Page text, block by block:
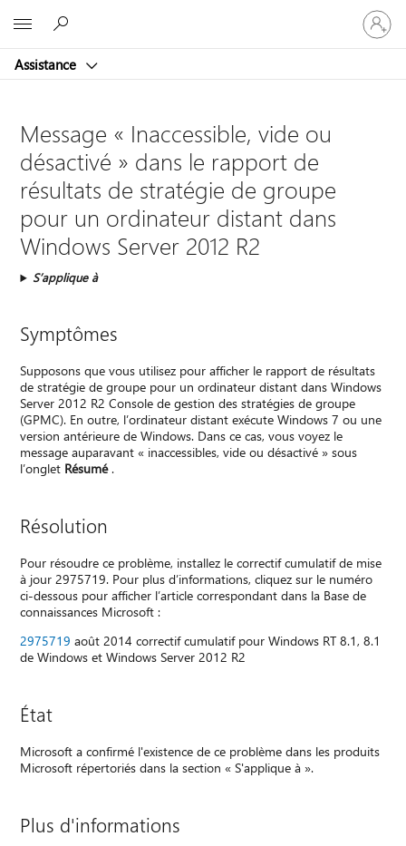
Assistance
vous
à
compte
Message « Inaccessible, vide ou
désactivé » dans le rapport de
résultats de stratégie de groupe
pour un ordinateur distant dans
Windows Server 2012 R2
S’applique à
Symptômes
Supposons que vous utilisez pour afficher le rapport de résultats
de stratégie de groupe pour un ordinateur distant dans Windows
Server 2012 R2 Console de gestion des stratégies de groupe
(GPMC). En outre, l’ordinateur distant exécute Windows 7 ou une
version antérieure de Windows. Dans ce cas, vous voyez le
message auparavant « inaccessibles, vide ou désactivé » sous
l’onglet Résumé.
Résolution
Pour résoudre ce problème, installez le correctif cumulatif de mise
à jour 2975719. Pour plus d’informations, cliquez sur le numéro
ci-dessous pour afficher l’article correspondant dans la Base de
connaissances Microsoft :
2975719 août 2014 correctif cumulatif pour Windows RT 8.1, 8.1
de Windows et Windows Server 2012 R2
État
Microsoft a confirmé l'existence de ce problème dans les produits
Microsoft répertoriés dans la section « S'applique à ».
Plus d'informations